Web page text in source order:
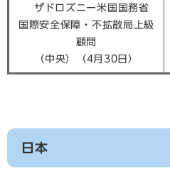
ザドロズニー米国国務省
国際安全保障・不拡散局上級
顧問
（中央）（4月30日）
​日本